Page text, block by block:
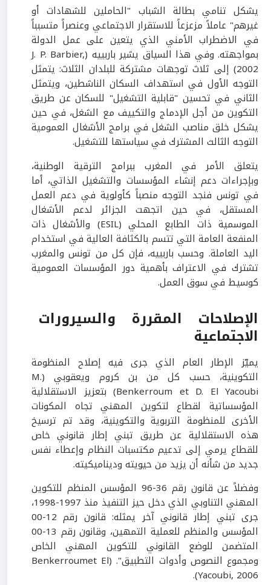
يشكل تنامي بطالة الشباب "الحاملين للشهادات أو
غيرهم" عاملاً مزعزعاً للاستقرار الاجتماعي وعنصراً متسبباً
في الاضطراب الأمني الذي يتعين على عمل الدولة
بمواجهته. وفي هذا السياق يشير باربييه (J. P. Barbier,
2002) إلى ثلاث توجهات مشتركة للبلدان الثلاث: يتمثل
التوجه الأول في استهداف السكان الناشطين، ويتمثل
الثاني في تحسين "قابلية التشغيل" للسكان عن طريق
التكوين من أجل الإدماج والتكييف مع الشغل، في حين
يشكل خلق مناصب الشغل في برامج الأشغال العمومية
التوجه الثالث المشترك في سياستها للتشغيل.
يتعلق الأمر في المغرب ببرامج الترقية الوطنية،
وبإجراءات دعم إنشاء المؤسسات والتشغيل الذاتي، أما
في تونس فنجد التوجه منصباً كأولوية في دعم العمل
المستقل، في حين اتجهت الجزائر لدعم الأشغال
الموسمية ذات الطابع المحلي (ESIL) والأشغال ذات
المنفعة العامة التي تتسم بالكثافة العالية في استخدام
اليد العاملة. وحسب باربييه، فإن كل من تونس والمغرب
تشترك في الاعتراف بأهمية دور المؤسسات العمومية
كوسيط في سوق العمل.
الإصلاحات المقررة والسيرورات
الاجتماعية
يميّز الإطار العام الذي جرى فيه إصلاح المنظومة
التكوينية، حسب كل من بن كروم ويعقوبي (M.
Benkerroum et D. El Yacoubi) بتعزيز الاستقلالية
المؤسساتية لقطاع لتكوين المهني تجاه المكونات
الأخرى للمنظومة التربوية والتكوينية، وقد تم ترسيخ
هذه الاستقلالية عن طريق تبني إطار قانوني خاص
للقطاع يرمي إلى تدعيم مكتسبات النظام وإعطاء نفس
جديد من شأنه أن يزيد من حيويته وديناميكيته.
وفضلاً عن قانون رقم 36-96 المؤسس المنظم للتكوين
المهني التناوبي الذي دخل حيز التنفيذ منذ 1997-1998،
جرى تبني إطار قانوني آخر يمثله: قانون رقم 12-00
المؤسس والمنظم للعملية التمهين، وقانون رقم 13-00
المتضمن للوضع القانوني للتكوين المهني الخاص
ومجموع النصوص وأدوات التطبيق". (Benkerroumet El
Yacoubi, 2006).